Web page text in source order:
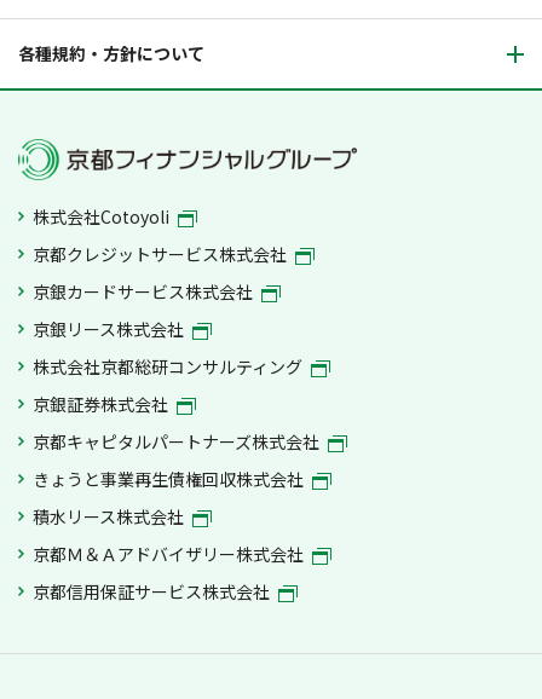
各種規約・方針について
株式会社Cotoyoli
京都クレジットサービス株式会社
京銀カードサービス株式会社
京銀リース株式会社
株式会社京都総研コンサルティング
京銀証券株式会社
京都キャピタルパートナーズ株式会社
きょうと事業再生債権回収株式会社
積水リース株式会社
京都Ｍ＆Ａアドバイザリー株式会社
京都信用保証サービス株式会社